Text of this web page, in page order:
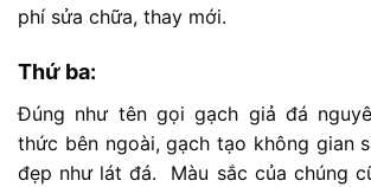
phí sửa chữa, thay mới.
Thứ ba:
Đúng như tên gọi gạch giả đá
thức bên ngoài, gạch tạo không gian
đẹp như lát đá. Màu sắc của chúng